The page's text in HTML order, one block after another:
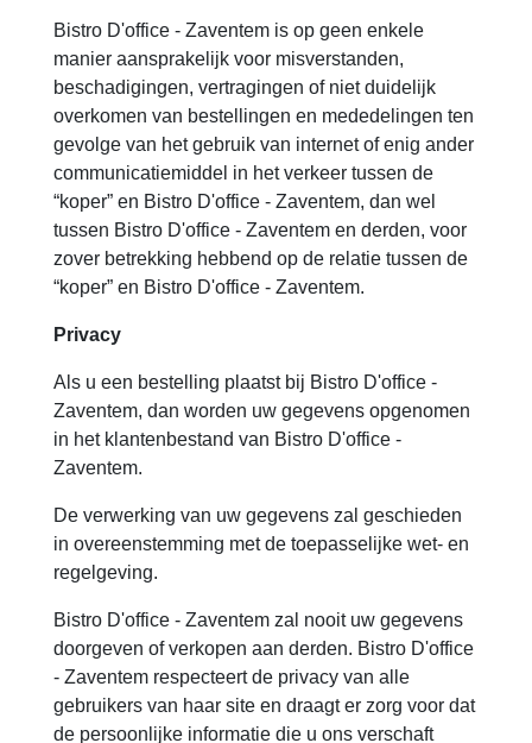
Bistro D'office - Zaventem is op geen enkele
manier aansprakelijk voor misverstanden,
beschadigingen, vertragingen of niet duidelijk
overkomen van bestellingen en mededelingen ten
gevolge van het gebruik van internet of enig ander
communicatiemiddel in het verkeer tussen de
“koper” en Bistro D'office - Zaventem, dan wel
tussen Bistro D'office - Zaventem en derden, voor
zover betrekking hebbend op de relatie tussen de
“koper” en Bistro D'office - Zaventem.
Privacy
Als u een bestelling plaatst bij Bistro D'office -
Zaventem, dan worden uw gegevens opgenomen
in het klantenbestand van Bistro D'office -
Zaventem.
De verwerking van uw gegevens zal geschieden
in overeenstemming met de toepasselijke wet- en
regelgeving.
Bistro D'office - Zaventem zal nooit uw gegevens
doorgeven of verkopen aan derden. Bistro D'office
- Zaventem respecteert de privacy van alle
gebruikers van haar site en draagt er zorg voor dat
de persoonlijke informatie die u ons verschaft